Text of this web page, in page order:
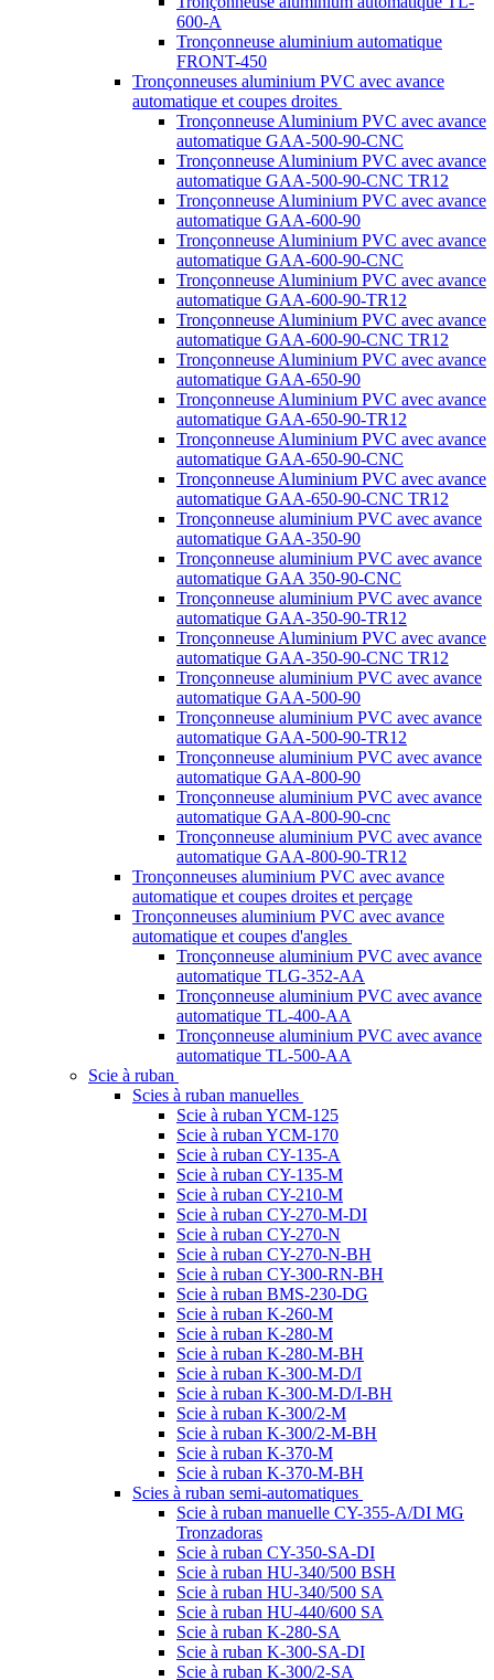
600-A
Tronçonneuse aluminium automatique
FRONT-450
Tronçonneuses aluminium PVC avec avance
automatique et coupes droites
Tronçonneuse Aluminium PVC avec avance
automatique GAA-500-90-CNC
Tronçonneuse Aluminium PVC avec avance
automatique GAA-500-90-CNC TR12
Tronçonneuse Aluminium PVC avec avance
automatique GAA-600-90
Tronçonneuse Aluminium PVC avec avance
automatique GAA-600-90-CNC
Tronçonneuse Aluminium PVC avec avance
automatique GAA-600-90-TR12
Tronçonneuse Aluminium PVC avec avance
automatique GAA-600-90-CNC TR12
Tronçonneuse Aluminium PVC avec avance
automatique GAA-650-90
Tronçonneuse Aluminium PVC avec avance
automatique GAA-650-90-TR12
Tronçonneuse Aluminium PVC avec avance
automatique GAA-650-90-CNC
Tronçonneuse Aluminium PVC avec avance
automatique GAA-650-90-CNC TR12
Tronçonneuse aluminium PVC avec avance
automatique GAA-350-90
Tronçonneuse aluminium PVC avec avance
automatique GAA 350-90-CNC
Tronçonneuse aluminium PVC avec avance
automatique GAA-350-90-TR12
Tronçonneuse Aluminium PVC avec avance
automatique GAA-350-90-CNC TR12
Tronçonneuse aluminium PVC avec avance
automatique GAA-500-90
Tronçonneuse aluminium PVC avec avance
automatique GAA-500-90-TR12
Tronçonneuse aluminium PVC avec avance
automatique GAA-800-90
Tronçonneuse aluminium PVC avec avance
automatique GAA-800-90-cnc
Tronçonneuse aluminium PVC avec avance
automatique GAA-800-90-TR12
Tronçonneuses aluminium PVC avec avance
automatique et coupes droites et perçage
Tronçonneuses aluminium PVC avec avance
automatique et coupes d'angles
Tronçonneuse aluminium PVC avec avance
automatique TLG-352-AA
Tronçonneuse aluminium PVC avec avance
automatique TL-400-AA
Tronçonneuse aluminium PVC avec avance
automatique TL-500-AA
Scie à ruban
Scies à ruban manuelles
Scie à ruban YCM-125
Scie à ruban YCM-170
Scie à ruban CY-135-A
Scie à ruban CY-135-M
Scie à ruban CY-210-M
Scie à ruban CY-270-M-DI
Scie à ruban CY-270-N
Scie à ruban CY-270-N-BH
Scie à ruban CY-300-RN-BH
Scie à ruban BMS-230-DG
Scie à ruban K-260-M
Scie à ruban K-280-M
Scie à ruban K-280-M-BH
Scie à ruban K-300-M-D/I
Scie à ruban K-300-M-D/I-BH
Scie à ruban K-300/2-M
Scie à ruban K-300/2-M-BH
Scie à ruban K-370-M
Scie à ruban K-370-M-BH
Scies à ruban semi-automatiques
Scie à ruban manuelle CY-355-A/DI MG
Tronzadoras
Scie à ruban CY-350-SA-DI
Scie à ruban HU-340/500 BSH
Scie à ruban HU-340/500 SA
Scie à ruban HU-440/600 SA
Scie à ruban K-280-SA
Scie à ruban K-300-SA-DI
Scie à ruban K-300/2-SA